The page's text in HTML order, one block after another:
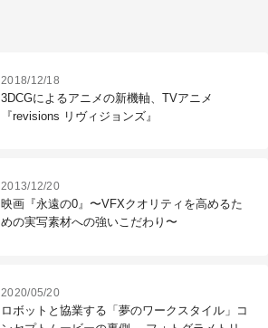
2018/12/18
3DCGによるアニメの新機軸、TVアニメ
『revisions リヴィジョンズ』
2013/12/20
映画『永遠の0』〜VFXクオリティを高めるた
めの実写素材への強いこだわり〜
2020/05/20
ロボットと協業する「夢のワークスタイル」コ